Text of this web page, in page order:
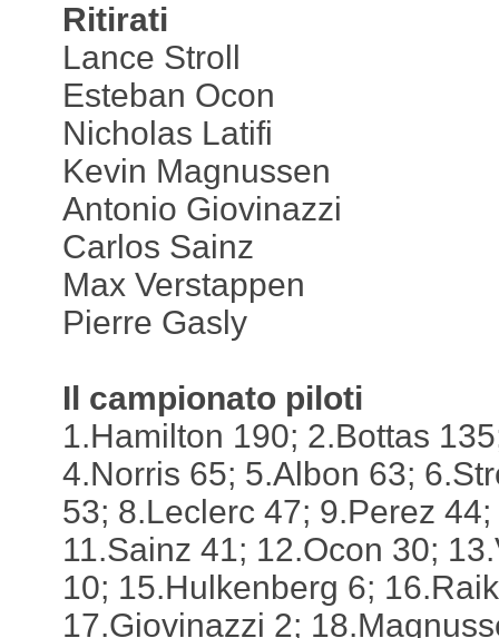
Ritirati
Lance Stroll
Esteban Ocon
Nicholas Latifi
Kevin Magnussen
Antonio Giovinazzi
Carlos Sainz
Max Verstappen
Pierre Gasly
Il campionato piloti
1.Hamilton 190; 2.Bottas
4.Norris 65; 5.Albon 63;
53; 8.Leclerc 47; 9.Perez
11.Sainz 41; 12.Ocon 30;
10; 15.Hulkenberg 6;
17.Giovinazzi 2;